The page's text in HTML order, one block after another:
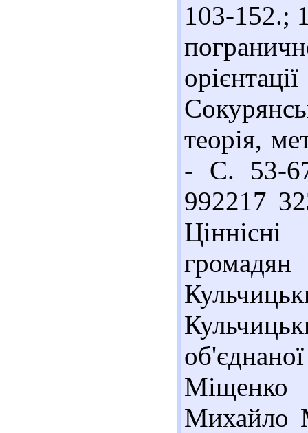
103-152.;
теорія,
- С. 53-
992217
Міщенко
Михайло